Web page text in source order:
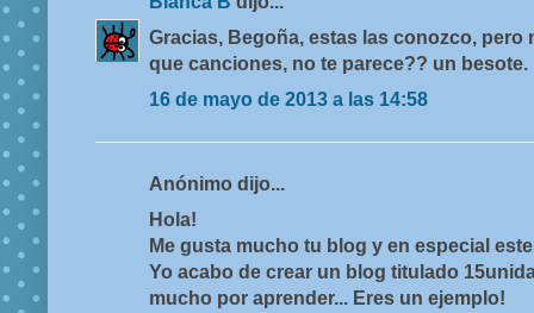
Gracias, Begoña, estas las conozco, pero
que canciones, no te parece?? un besote.
16 de mayo de 2013 a las 14:58
Anónimo dijo...
Hola!
Me gusta mucho tu blog y en especial
Yo acabo de crear un blog titulado
mucho por aprender... Eres un ejemplo!